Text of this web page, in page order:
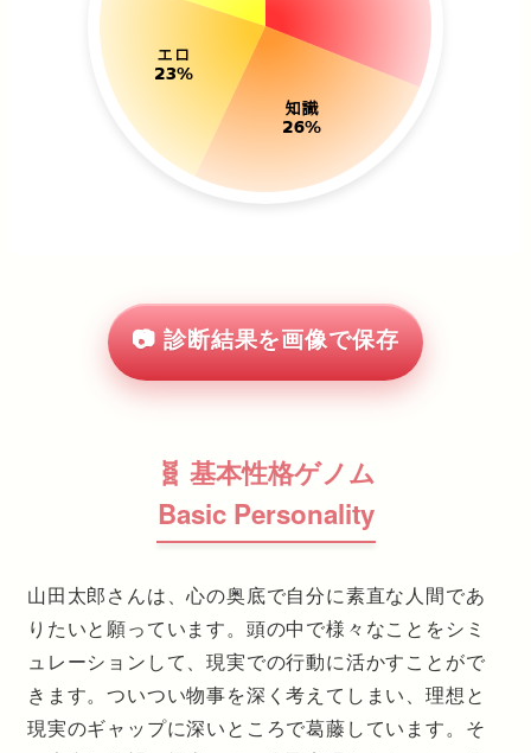
📷 診断結果を画像で保存
🧬 基本性格ゲノム
Basic Personality
山田太郎さんは、心の奥底で自分に素直な人間であ
りたいと願っています。頭の中で様々なことをシミ
ュレーションして、現実での行動に活かすことがで
きます。ついつい物事を深く考えてしまい、理想と
現実のギャップに深いところで葛藤しています。そ